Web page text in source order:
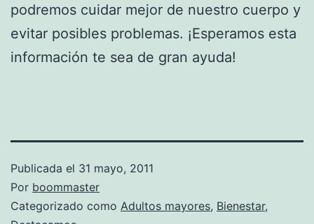
podremos cuidar mejor de nuestro cuerpo y
evitar posibles problemas. ¡Esperamos esta
información te sea de gran ayuda!
Publicada el 31 mayo, 2011
Por boommaster
Categorizado como Adultos mayores, Bienestar,